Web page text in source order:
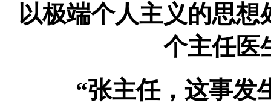
以极端个人主义的思
个主任医
“张主任，这事发